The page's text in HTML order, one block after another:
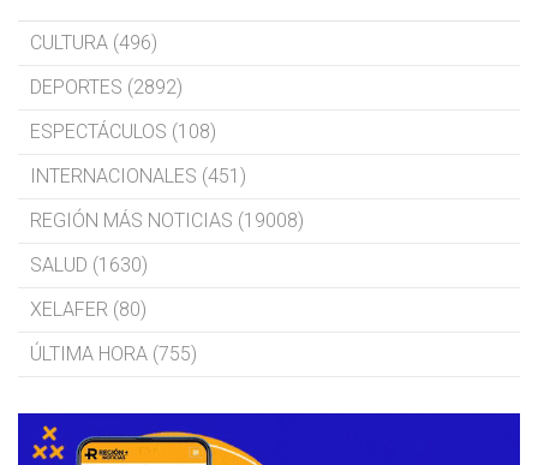
CULTURA (496)
DEPORTES (2892)
ESPECTÁCULOS (108)
INTERNACIONALES (451)
REGIÓN MÁS NOTICIAS (19008)
SALUD (1630)
XELAFER (80)
ÚLTIMA HORA (755)